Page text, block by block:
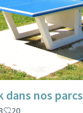
dans nos parcs
20